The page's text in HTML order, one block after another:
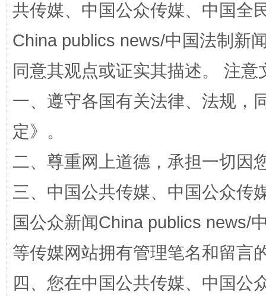
阿坝州三大球赛在茂县开幕 规模
共传媒、中国公众传媒、中国全
China publics news/中国法制新
同意其观点或证实其描述。 注
一、遵守各国有关法律、法规，
定》。
二、尊重网上道德，承担一切因
三、中国公共传媒、中国公众传
国公众新闻China publics news/
等传媒网站拥有管理笔名和留言
四、您在中国公共传媒、中国公